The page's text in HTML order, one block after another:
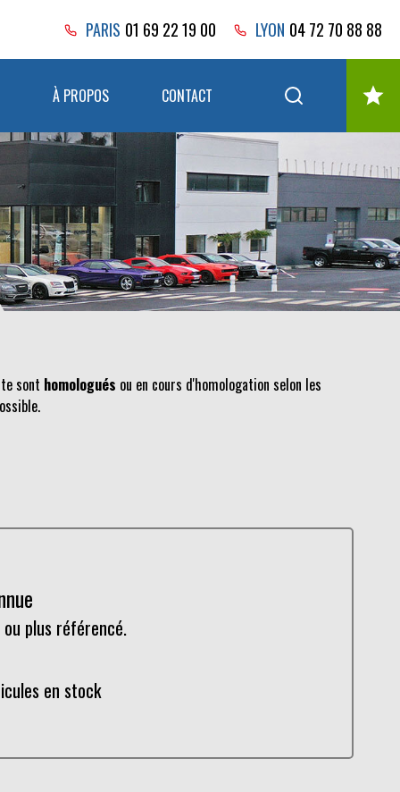
PARIS 01 69 22 19 00 LYON 04 72 70 88 88
À PROPOS CONTACT
sont homologués ou en cours d'homologation selon les
plus référencé.
en stock